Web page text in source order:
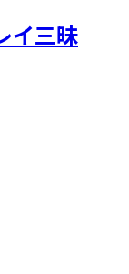
イ三昧